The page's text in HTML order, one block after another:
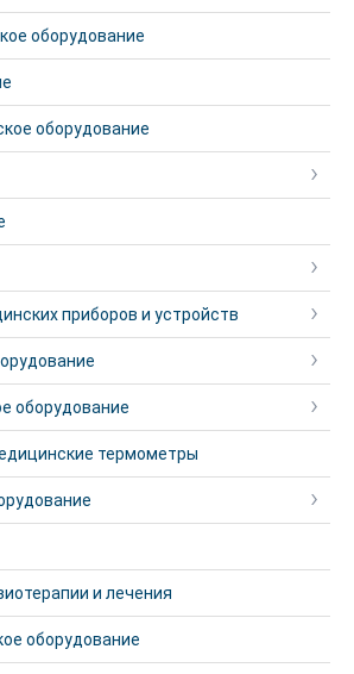
оборудование
оборудование
приборов и устройств
оборудование
термометры
и лечения
оборудование